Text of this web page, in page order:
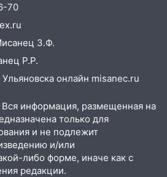
70
З.Ф.
Р.Р.
онлайн misanec.ru
информация, размещенная на
только для
и не подлежит
и/или
либо форме, иначе как с
редакции.